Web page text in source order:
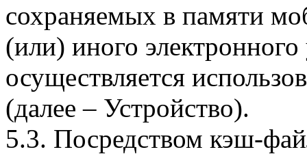
сохраняемых в памяти
(или) иного электронного
осуществляется
(далее – Устройство).
5.3. Посредством кэш-